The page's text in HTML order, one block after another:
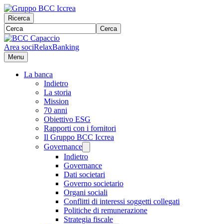
Ricerca
Cerca
Area sociRelaxBanking
Menu
La banca
Indietro
La storia
Mission
70 anni
Obiettivo ESG
Rapporti con i fornitori
Il Gruppo BCC Iccrea
Governance
Indietro
Governance
Dati societari
Governo societario
Organi sociali
Conflitti di interessi soggetti collegati
Politiche di remunerazione
Strategia fiscale